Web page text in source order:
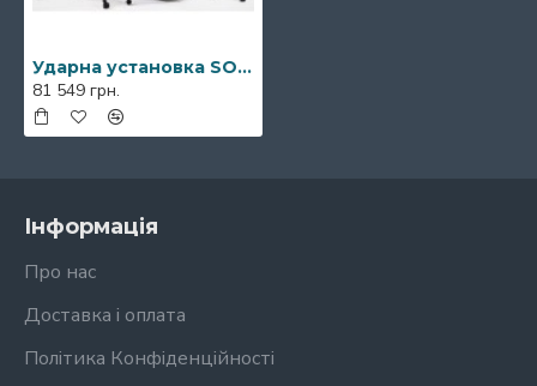
Ударна установка SONOR AQ2 Transparent Stain Black Stage Shell Set
81 549 грн.
Інформація
Про нас
Доставка і оплата
Політика Конфіденційності